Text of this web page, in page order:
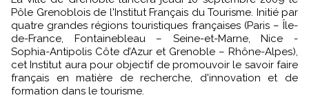
Pôle Grenoblois de l'Institut Français du Tourisme. Initié par
quatre grandes régions touristiques françaises (Paris – Île-
de-France, Fontainebleau – Seine-et-Marne, Nice -
Sophia-Antipolis Côte d’Azur et Grenoble – Rhône-Alpes),
cet Institut aura pour objectif de promouvoir le savoir faire
français en matière de recherche, d'innovation et de
formation dans le tourisme.